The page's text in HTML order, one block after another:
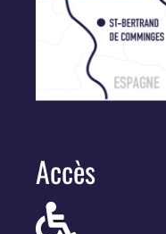
Accès